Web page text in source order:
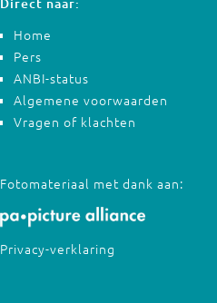
Home
Pers
ANBI-status
Algemene voorwaarden
Vragen of klachten
Fotomateriaal met dank aan:
Privacy-verklaring